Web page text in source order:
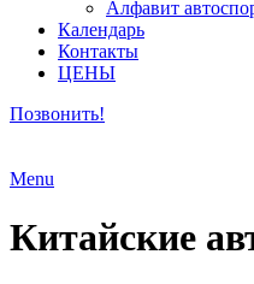
Алфавит
Календарь
Контакты
ЦЕНЫ
Позвонить!
Menu
Китайские